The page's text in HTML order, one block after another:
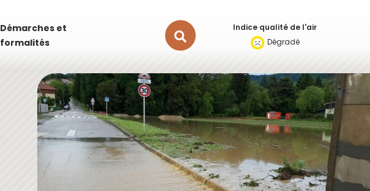
Démarches et
formalités
Rechercher
le
site
Indice qualité de l'air
Dégradé